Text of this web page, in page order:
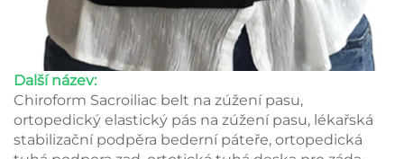
Další název:
Chiroform Sacroiliac belt na zúžení pasu,
ortopedický elastický pás na zúžení pasu, lékařská
stabilizační podpěra bederní páteře, ortopedická